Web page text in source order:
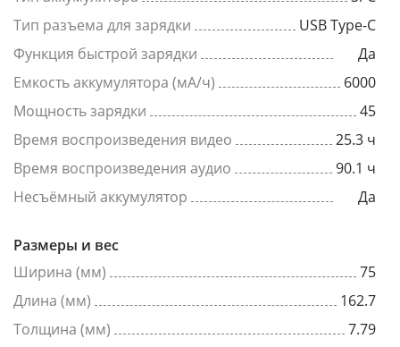
Тип разъема для зарядки
USB Type-C
Функция быстрой зарядки
Да
Емкость аккумулятора (мА/ч)
6000
Мощность зарядки
45
Время воспроизведения видео
25.3 ч
Время воспроизведения аудио
90.1 ч
Несъёмный аккумулятор
Да
Размеры и вес
Ширина (мм)
75
Длина (мм)
162.7
Толщина (мм)
7.79